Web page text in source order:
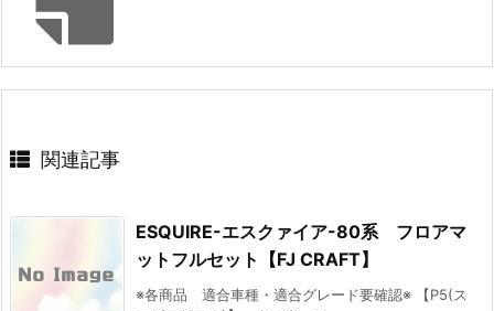
関連記事
ESQUIRE-エスクァイア-80系 フロアマ
ットフルセット【FJ CRAFT】
※各商品 適合車種・適合グレード要確認※ 【P5(ス